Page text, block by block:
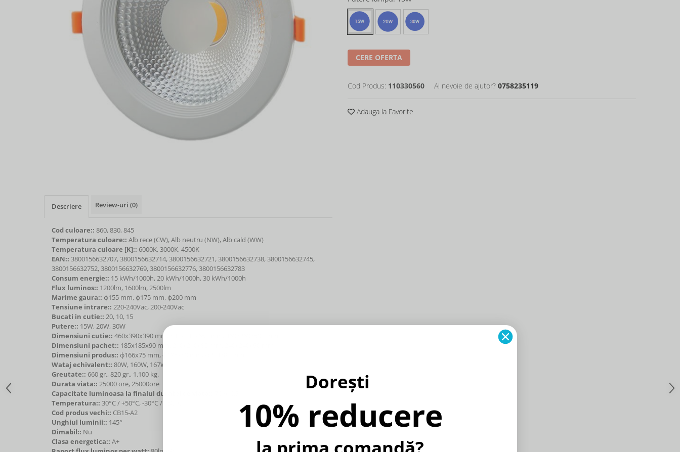
CERE OFERTA
Cod Produs: 110330560 Ai nevoie de ajutor? 0758235119
Adauga la Favorite
Descriere Review-uri (0)
Cod culoare:: 860, 830, 845
Temperatura culoare:: Alb rece (CW), Alb neutru (NW), Alb cald (WW)
Temperatura culoare [K]:: 6000K, 3000K, 4500K
EAN:: 3800156632707, 3800156632714, 3800156632721, 3800156632738, 3800156632745,
3800156632752, 3800156632769, 3800156632776, 3800156632783
Consum energie:: 15 kWh/1000h, 20 kWh/1000h, 30 kWh/1000h
Flux luminos:: 1200lm, 1600lm, 2500lm
Marime gaura:: ф155 mm, ф175 mm, ф200 mm
Tensiune intrare:: 220-240Vac, 200-240Vac
Bucati in cutie:: 20, 10, 15
Putere:: 15W, 20W, 30W
Dimensiuni cutie:: 460x390x390 mm, 440x230x650 mm, 460x260x500 mm
Dimensiuni pachet:: 185x185x90 mm, 210x210x85 mm, 240x240x90 mm
Dimensiuni produs:: ф166x75 mm, ф195x80 mm, ф223x80 mm
Wataj echivalent:: 80W, 160W, 167W
Greutate:: 660 gr., 820 gr., 1.100 kg.
Durata viata:: 25000 ore, 25000ore
Capacitate luminoasa la finalul duratei de viata::
Temperatura:: 30°C / +50°C, -30°C / +50°C
Cod produs vechi:: CB15-A2
Unghiul luminii:: 145°
Dimabil:: Nu
Clasa energetica:: A+
Dorești
10% reducere